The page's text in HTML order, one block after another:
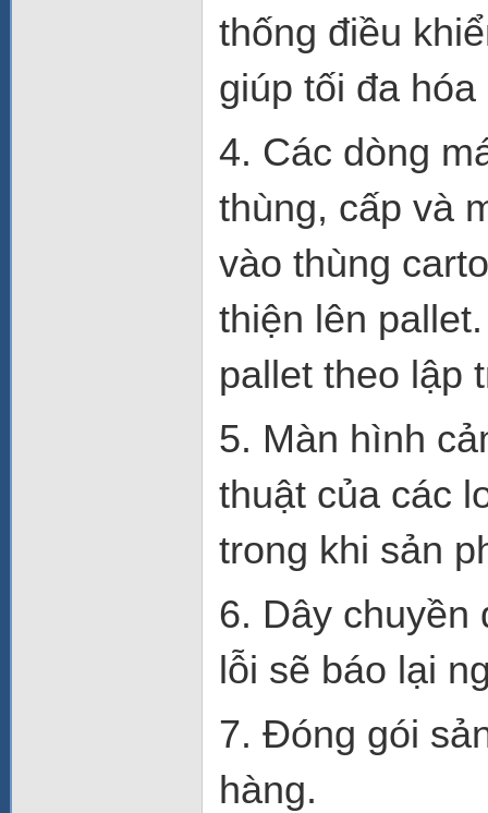
thống điều
giúp tối đa
4. Các dòng
thùng, cấp và
vào thùng
thiện lên
pallet theo lập
5. Màn hình
thuật của các
trong khi sản
6. Dây chuyền
lỗi sẽ báo lại
7. Đóng gói
hàng.